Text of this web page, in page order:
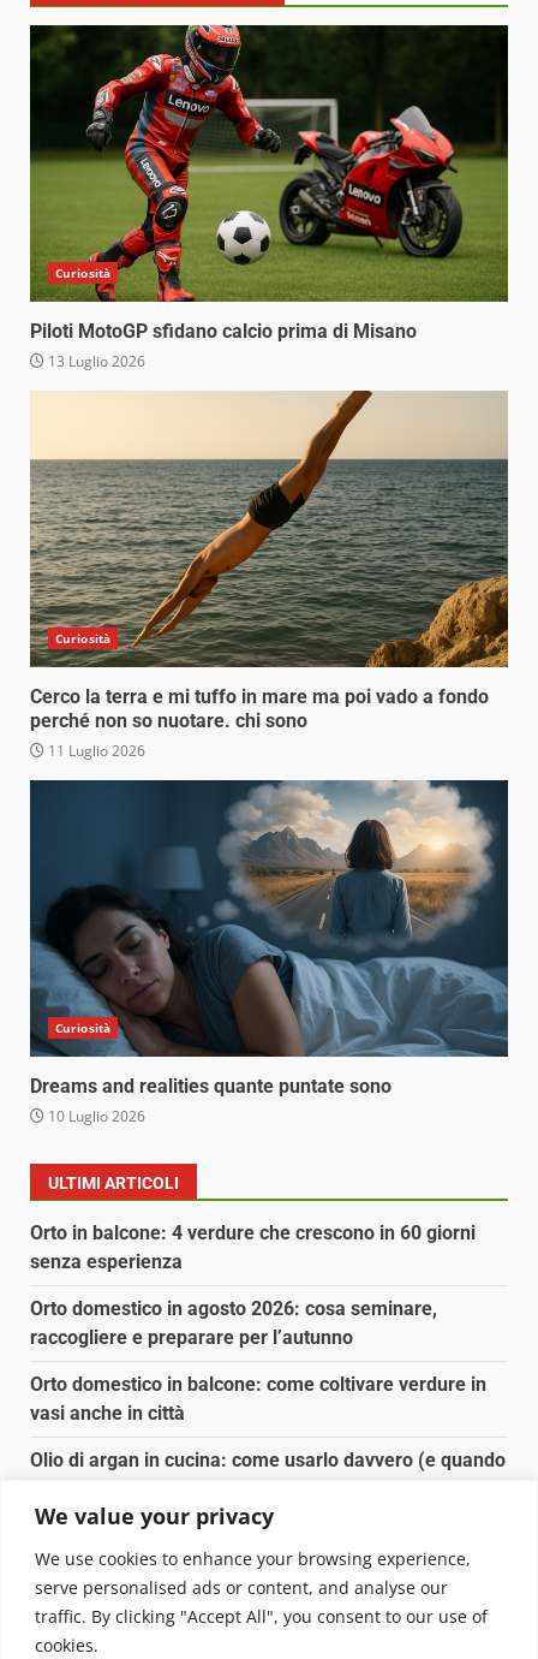
We value your privacy
We use cookies to enhance your browsing experience,
serve personalised ads or content, and analyse our
traffic. By clicking "Accept All", you consent to our use of
cookies.
Curiosità
Piloti MotoGP sfidano calcio prima di Misano
13 Luglio 2026
Curiosità
Cerco la terra e mi tuffo in mare ma poi vado a fondo
perché non so nuotare. chi sono
11 Luglio 2026
Curiosità
Dreams and realities quante puntate sono
10 Luglio 2026
ULTIMI ARTICOLI
Orto in balcone: 4 verdure che crescono in 60 giorni
senza esperienza
Orto domestico in agosto 2026: cosa seminare,
raccogliere e preparare per l’autunno
Orto domestico in balcone: come coltivare verdure in
vasi anche in città
Olio di argan in cucina: come usarlo davvero (e quando
Spesa biologica senza spendere il doppio: dove e
come conviene
Copyright © 2025 Biopianeta.it proprietà di Jws Media